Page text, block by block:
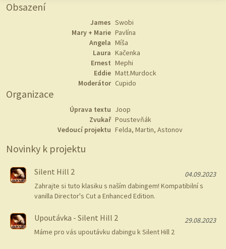
Obsazení
James Swobi
Mary + Marie Pavlína
Angela Míša
Laura Kačenka
Ernest Mephi
Eddie Matt.Murdock
Moderátor Cupido
Organizace
Úprava textu Joop
Zvukař Poustevňák
Vedoucí projektu Felda, Martin, Astonov
Novinky k projektu
Silent Hill 2
04.09.2023
Zahrajte si tuto klasiku s naším dabingem! Kompatibilní s
vanilla Director's Cut a Enhanced Edition.
Upoutávka - Silent Hill 2
29.08.2023
Máme pro vás upoutávku dabingu k Silent Hill 2